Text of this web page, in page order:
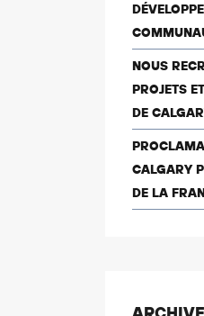
NOUS
PROJETS
DE
CALGARY
DE LA